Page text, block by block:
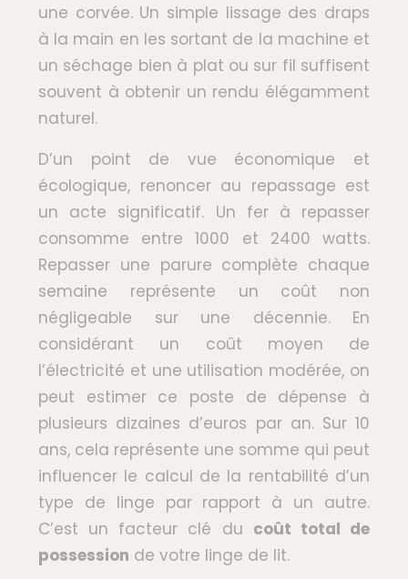
une corvée. Un simple lissage des draps
à la main en les sortant de la machine et
un séchage bien à plat ou sur fil suffisent
souvent à obtenir un rendu élégamment
naturel.
D’un point de vue économique et
écologique, renoncer au repassage est
un acte significatif. Un fer à repasser
consomme entre 1000 et 2400 watts.
Repasser une parure complète chaque
semaine représente un coût non
négligeable sur une décennie. En
considérant un coût moyen de
l’électricité et une utilisation modérée, on
peut estimer ce poste de dépense à
plusieurs dizaines d’euros par an. Sur 10
ans, cela représente une somme qui peut
influencer le calcul de la rentabilité d’un
type de linge par rapport à un autre.
C’est un facteur clé du coût total de
possession de votre linge de lit.